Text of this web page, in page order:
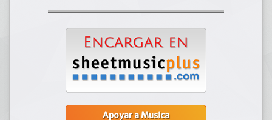
Apoyar a Musica